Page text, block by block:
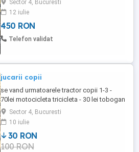
are cric
Sector 4, Bucuresti
12 iulie
450 RON
Telefon validat
jucarii copii
se vand urmatoarele tractor copii 1-3 -
70lei motocicleta tricicleta - 30 lei tobogan
(nu mai are talpa la scari, im rest stare ok)
- 50 lei bicileta echilibru -65 lei
Sector 4, Bucuresti
10 iulie
30 RON
100 RON